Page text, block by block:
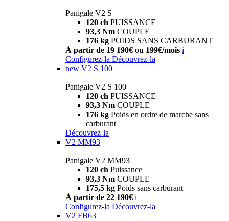
Panigale V2 S
120 ch PUISSANCE
93,3 Nm COUPLE
176 kg POIDS SANS CARBURANT
À partir de 19 190€ ou 199€/mois i
Configurez-la Découvrez-la
new V2 S 100
Panigale V2 S 100
120 ch PUISSANCE
93,3 Nm COUPLE
176 kg Poids en ordre de marche sans
carburant
Découvrez-la
V2 MM93
Panigale V2 MM93
120 ch Puissance
93,3 Nm COUPLE
175,5 kg Poids sans carburant
À partir de 22 190€ i
Configurez-la Découvrez-la
V2 FB63